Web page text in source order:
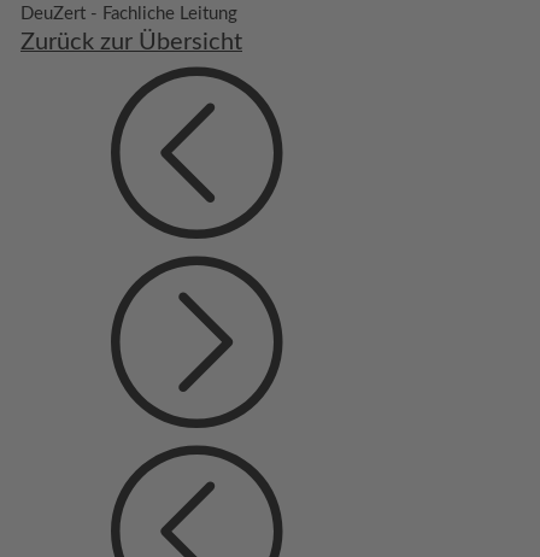
DeuZert - Fachliche Leitung
Zurück zur Übersicht